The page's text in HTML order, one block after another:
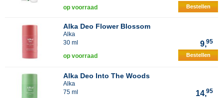
op voorraad Bestellen
Alka Deo Flower Blossom
Alka
30 ml
9,95
op voorraad Bestellen
Alka Deo Into The Woods
Alka
75 ml
14,95